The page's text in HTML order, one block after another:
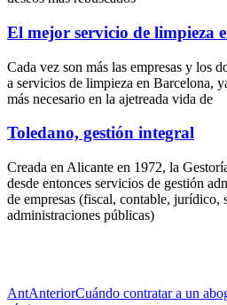
El mejor servicio de limpieza
Cada vez son más las empresas y los
a servicios de limpieza en Barcelona,
más necesario en la ajetreada vida de
Toledano, gestión integral
Creada en Alicante en 1972, la
desde entonces servicios de gestión
de empresas (fiscal, contable, jurídico,
administraciones públicas)
AntAnteriorCuándo contratar a un